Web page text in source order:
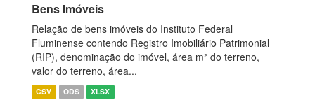
Bens Imóveis
Relação de bens imóveis do Instituto Federal
Fluminense contendo Registro Imobiliário Patrimonial
(RIP), denominação do imóvel, área m² do terreno,
valor do terreno, área...
CSV ODS XLSX